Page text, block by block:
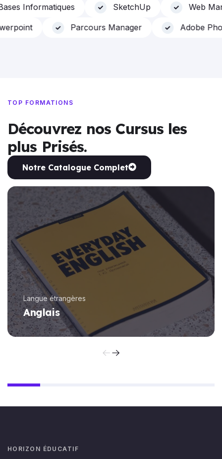
Informatiques SketchUp Web
Parcours Manager Adobe
TOP FORMATIONS
Découvrez nos Cursus les
plus Prisés.
Notre Catalogue Complet
Langue étrangères
Anglais
Apprendre l'anglais professionnel avec le VTest
HORIZON ÉDUCATIF